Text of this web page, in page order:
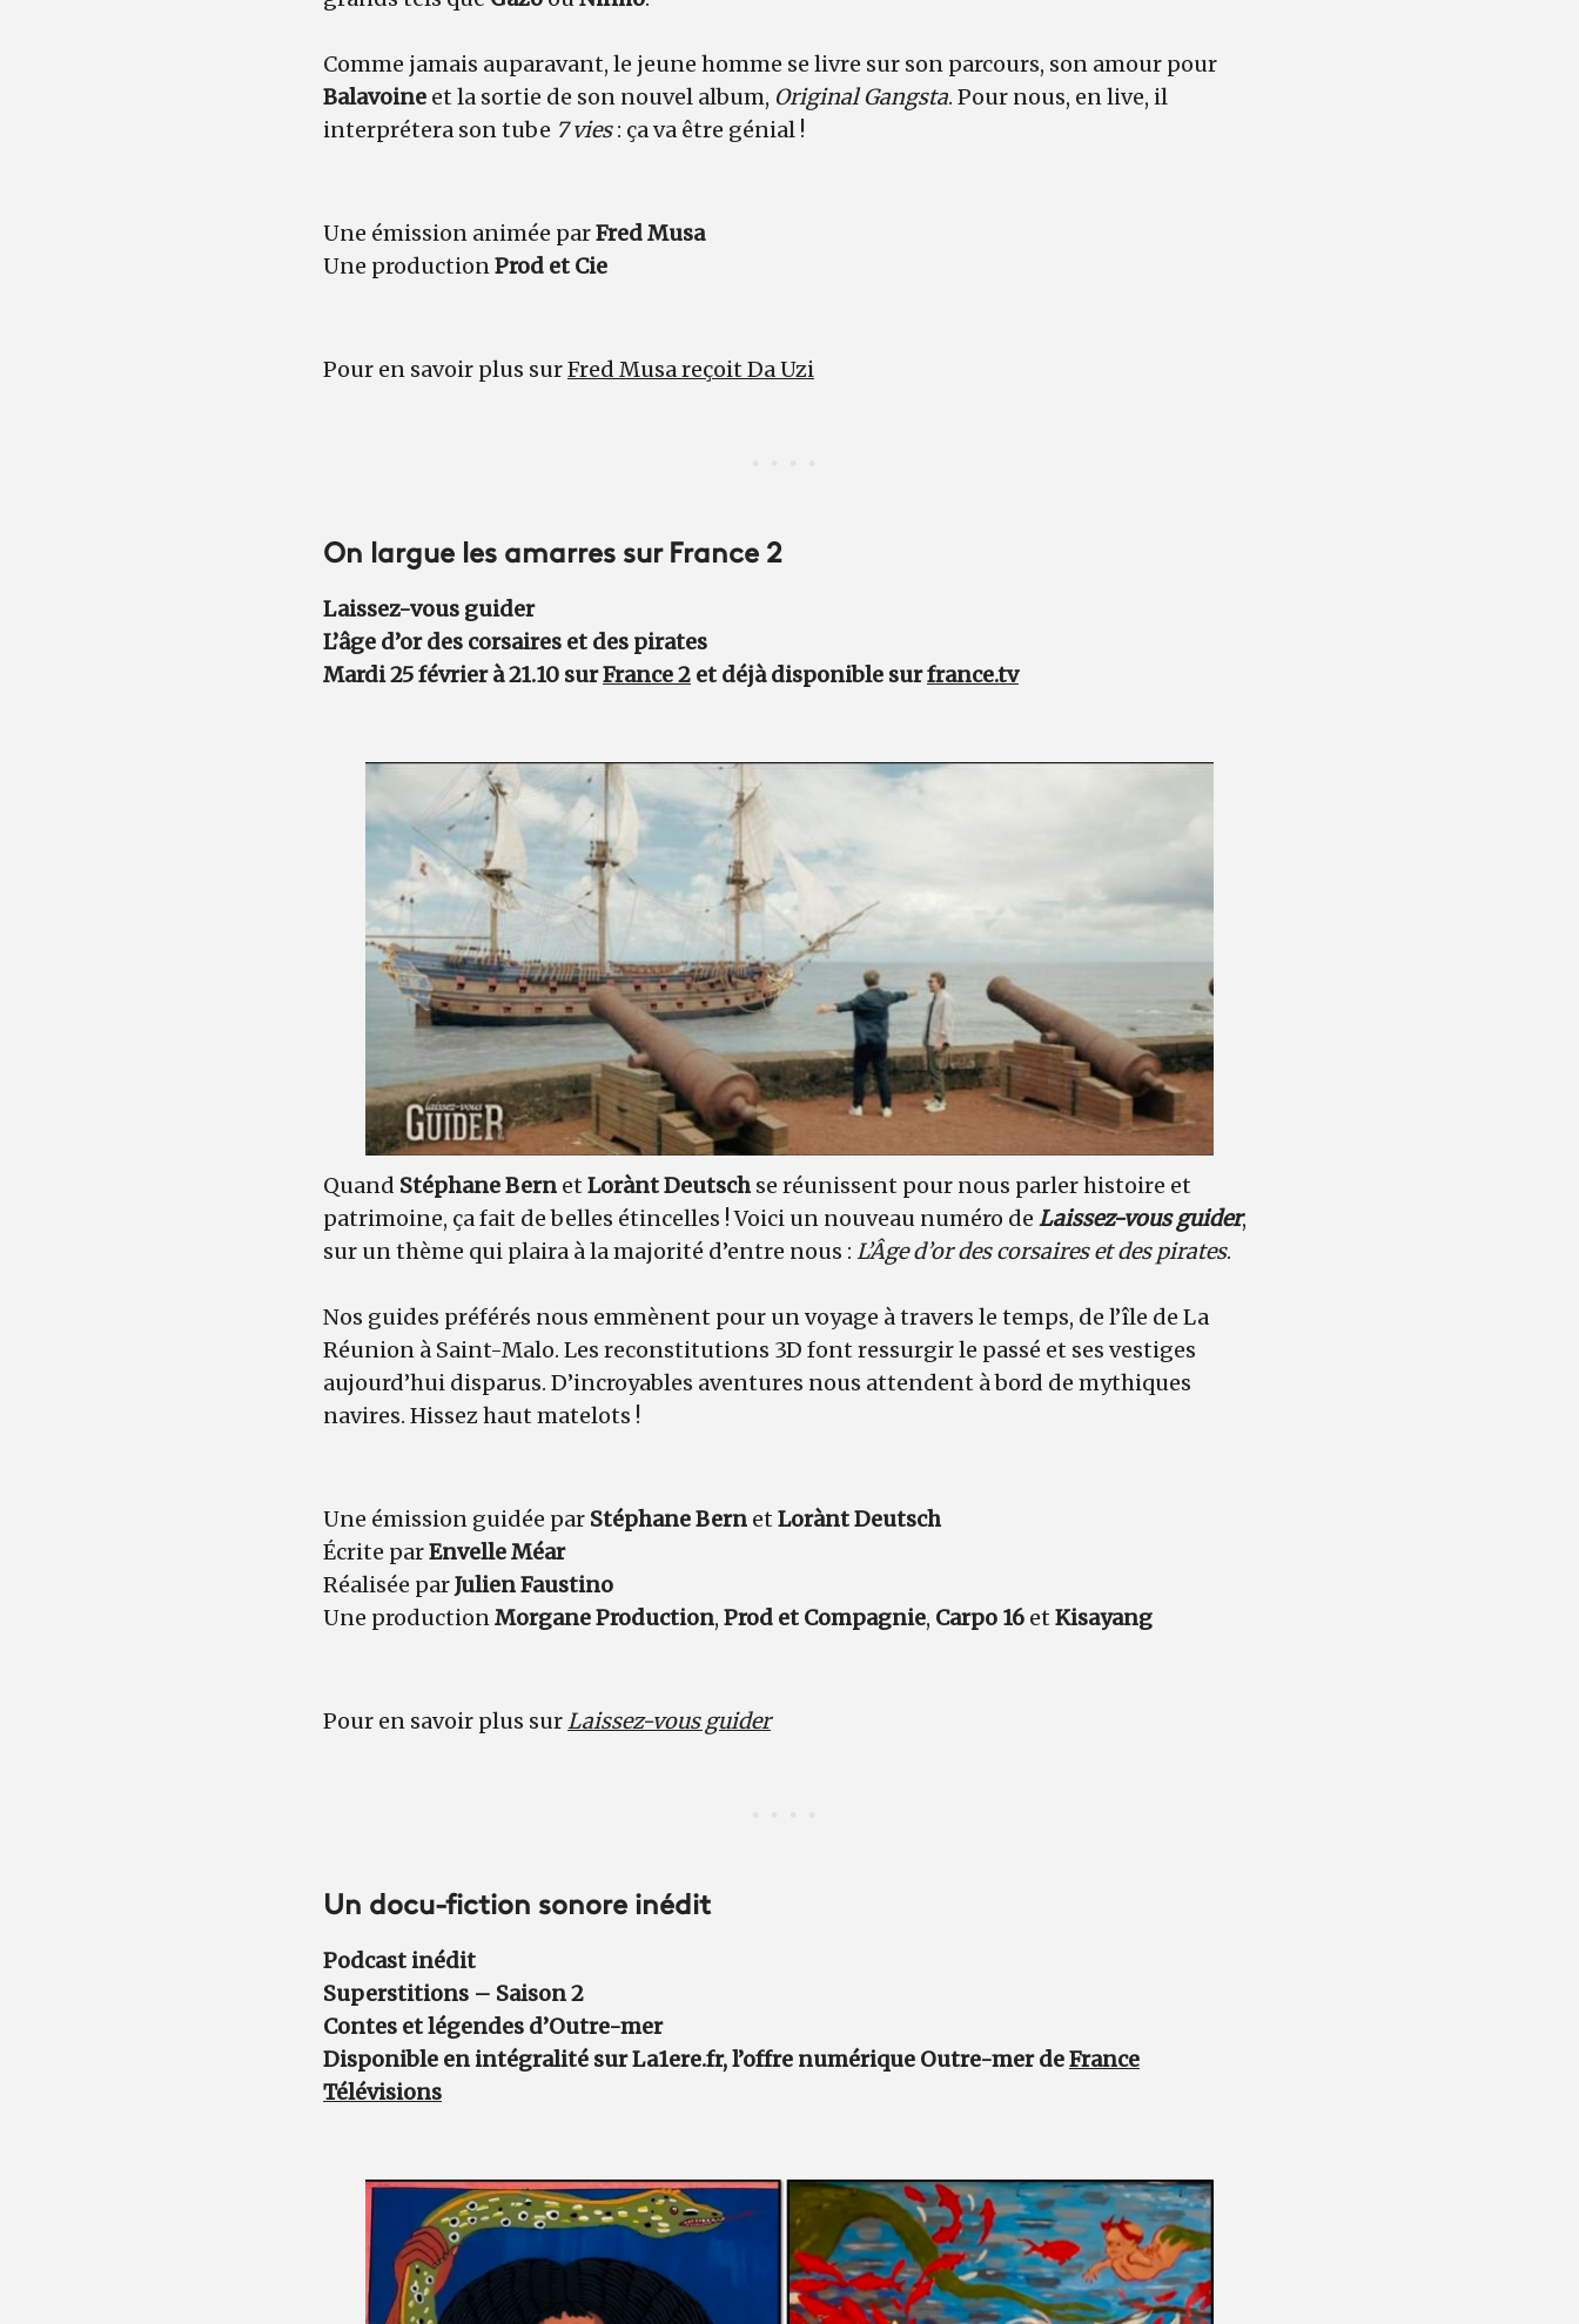
Comme jamais auparavant, le jeune homme se livre sur son parcours, son amour pour
Balavoine et la sortie de son nouvel album, Original Gangsta. Pour nous, en live, il
interprétera son tube 7 vies: ça va être génial !
Une émission animée parFred Musa
Une productionProd et Cie
Pour en savoir plus surFred Musa reçoit Da Uzi
On largue les amarres sur France 2
Laissez-vous guider
L’âge d’or des corsaires et des pirates
Mardi 25 février à 21.10 surFrance 2 et déjà disponible surfrance.tv
Quand Stéphane Bern et Lorànt Deutschse réunissent pour nous parler histoire et
patrimoine, ça fait de belles étincelles ! Voici un nouveau numéro de Laissez-vous guider,
sur un thème qui plaira à la majorité d’entre nous : L’Âge d’or des corsaires et des pirates.
Nos guides préférés nous emmènent pour un voyage à travers le temps, de l’île de La
Réunion à Saint-Malo. Les reconstitutions 3D font ressurgir le passé et ses vestiges
aujourd’hui disparus. D’incroyables aventures nous attendent à bord de mythiques
navires. Hissez haut matelots !
Une émission guidée par Stéphane Bern et Lorànt Deutsch
Écrite parEnvelle Méar
Réalisée parJulien Faustino
Une productionMorgane Production, Prod et Compagnie, Carpo 16 et Kisayang
Pour en savoir plus surLaissez-vous guider
Un docu-fiction sonore inédit
Podcast inédit
Superstitions – Saison 2
Contes et légendes d’Outre-mer
Disponible en intégralité sur La1ere.fr, l’offre numérique Outre-mer deFrance
Télévisions